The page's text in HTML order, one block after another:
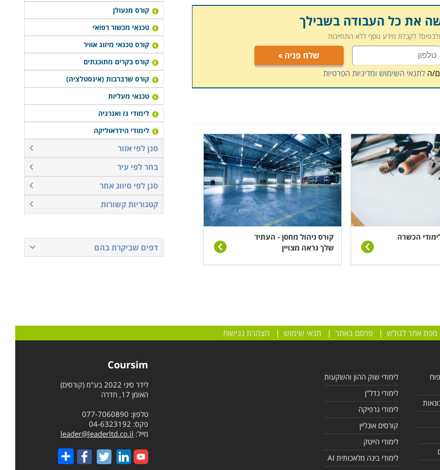
לעבודה בתחום.
תלוי במוסד הלימודים, כאשר בחלק המקומות תוכלו לקבל אף
דרך האינטרנט.
את כל העבודה בשבילך
לקבלת מידע נוסף ללא התחייבות
שלח פניה
הלתנאי השימוש ומדיניות הפרטיות
הכשרה
קורס ניהול מחסן - העתיד
שלך נראה מצויין
קורס מנעולן
טכנאי מכשור רפואי
קורס טכנאי מיזוג אוויר
קורס בקרים מתוכנתים
קורס שרברבות (אינסטלציה)
טכנאי מעליות
לימודי גז ואנרגיה
לימודי הידראוליקה
סנן לפי אזור
בחר לפי עיר
סנן לפי סיווג אחר
קטגוריות קשורות
דפים שביקרת בהם
מפת אתר לגולש |פרסם באתר | תנאי שימוש | הצהרת נגישות
לימודי שוק ההון והשקעות
לימודי נדל"ן
לימודי גרפיקה
קורסים אונליין
לימודי הייטק
לימודי בינה מלאכותית AI
Coursim
לידר סיני 2022 בע"מ (קורסים)
האומן 17, חדרה
טלפון: 077-7060890
פקס: 04-6323192
מייל: leader@leaderltd.co.il
Share